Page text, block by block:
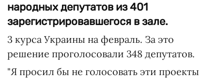
народных депутатов из 401
зарегистрировавшегося в зале.
3 курса Украины на февраль. За это
решение проголосовали 348 депутатов.
"Я просил бы не голосовать эти проекты